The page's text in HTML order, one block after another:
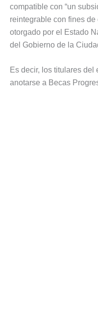
compatible con “un
reintegrable con fines
otorgado por el Estado
del Gobierno de la
Es decir, los titulares
anotarse a Becas